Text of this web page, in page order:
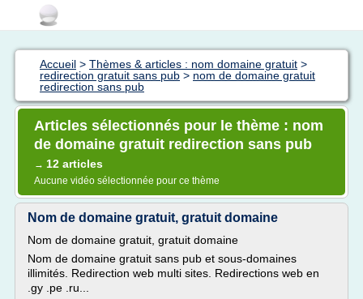
Accueil > Thèmes & articles : nom domaine gratuit >
redirection gratuit sans pub > nom de domaine gratuit
redirection sans pub
Articles sélectionnés pour le thème : nom
de domaine gratuit redirection sans pub
→ 12 articles
Aucune vidéo sélectionnée pour ce thème
Nom de domaine gratuit, gratuit domaine
Nom de domaine gratuit, gratuit domaine
Nom de domaine gratuit sans pub et sous-domaines
illimités. Redirection web multi sites. Redirections web en
.gy .pe .ru...